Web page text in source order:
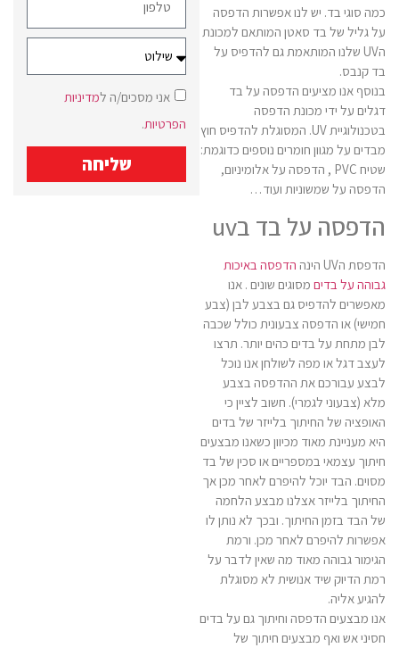
כמה סוגי בד. יש לנו אפשרות הדפסה
על גליל של בד סאטן המותאם למכונת
הUV שלנו המותאמת גם להדפיס על
בד קנבס.
בנוסף אנו מציעים הדפסה על בד
דגלים על ידי מכונת הדפסה
בטכנולוגיית UV. המסוגלת להדפיס חוץ
מבדים על מגוון חומרים נוספים כדוגמת:
שטיח PVC , הדפסה על אלומיניום,
הדפסה על שמשוניות ועוד…
הדפסה על בד בuv
הדפסת הUV הינה
הדפסה באיכות
גבוהה על בדים מסוגים שונים . אנו
מאפשרים להדפיס גם בצבע לבן (צבע
חמישי) או הדפסה צבעונית כולל שכבה
לבן מתחת על בדים כהים יותר. תרצו
לעצב דגל או מפה לשולחן אנו נוכל
לבצע עבורכם את ההדפסה בצבע
מלא (צבעוני לגמרי). חשוב לציין כי
האופציה של החיתוך בלייזר של בדים
היא מעניינת מאוד מכיוון כשאנו מבצעים
חיתוך עצמאי במספריים או סכין של בד
מסוים. הבד יוכל להיפרם לאחר מכן אך
החיתוך בלייזר אצלנו מבצע הלחמה
של הבד בזמן החיתוך. ובכך לא נותן לו
אפשרות להיפרם לאחר מכן. ורמת
הגימור גבוהה מאוד מה שאין לדבר על
רמת הדיוק שיד אנושית לא מסוגלת
להגיע אליה.
אנו מבצעים הדפסה וחיתוך גם על בדים
חסיני אש ואף מבצעים חיתוך של
אני מסכים/ה למדיניות
הפרטיות.
שליחה